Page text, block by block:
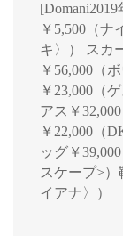
￥5,500（ナ
キ〉） スカ
￥56,000（
￥23,000（
アス￥
￥22,000（
ッグ￥
スケープ>）
イアナ〉）